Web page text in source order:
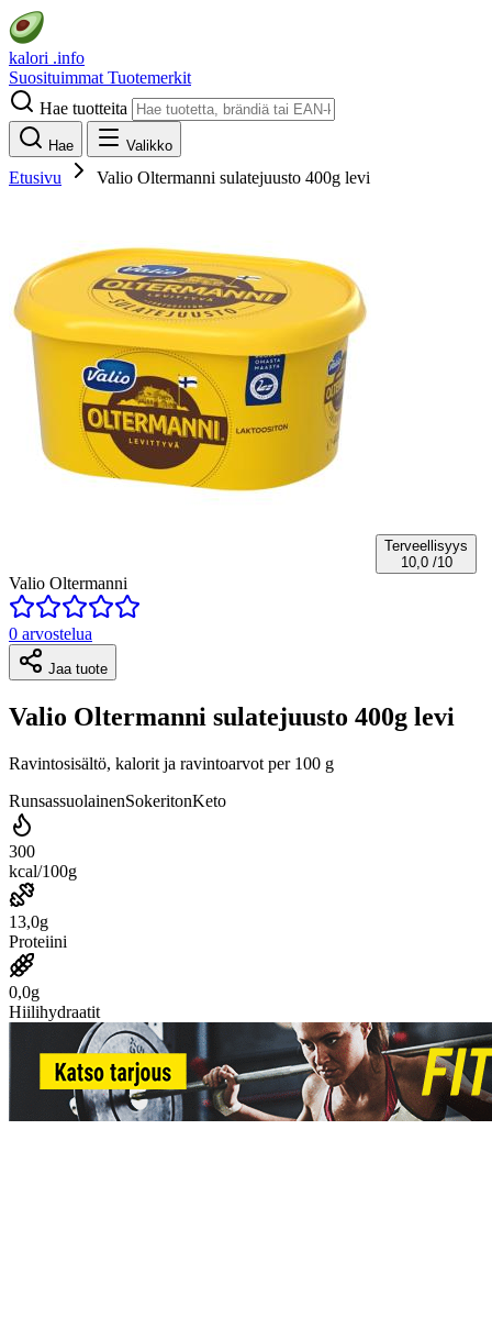
kalori .info
Suosituimmat Tuotemerkit
Hae tuotteita
Hae Valikko
Etusivu Valio Oltermanni sulatejuusto 400g levi
Terveellisyys
10,0 /10
Valio Oltermanni
0 arvostelua
Jaa tuote
Valio Oltermanni sulatejuusto 400g levi
Ravintosisältö, kalorit ja ravintoarvot per 100 g
RunsassuolainenSokeritonKeto
300
kcal/100g
13,0g
Proteiini
0,0g
Hiilihydraatit